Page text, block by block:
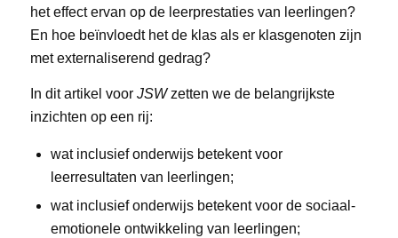
het effect ervan op de leerprestaties van leerlingen?
En hoe beïnvloedt het de klas als er klasgenoten zijn
met externaliserend gedrag?
In dit artikel voor JSWzetten we de belangrijkste
inzichten op een rij:
wat inclusief onderwijs betekent voor
leerresultaten van leerlingen;
wat inclusief onderwijs betekent voor de sociaal-
emotionele ontwikkeling van leerlingen;